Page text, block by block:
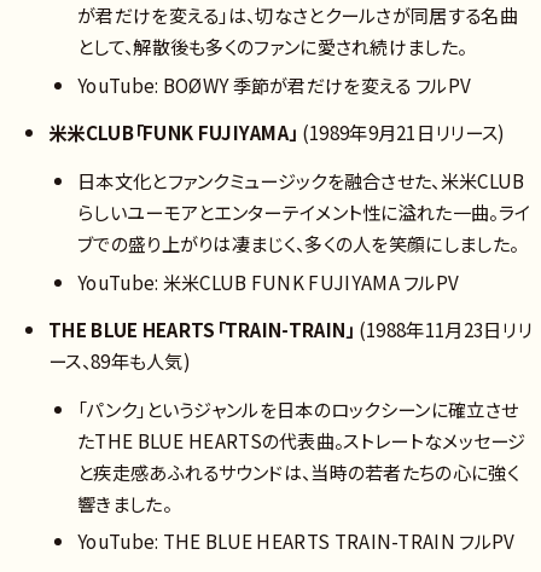
が君だけを変える」は、切なさとクールさが同居する名曲
として、解散後も多くのファンに愛され続けました。
YouTube: BOØWY 季節が君だけを変える フルPV
米米CLUB「FUNK FUJIYAMA」 (1989年9月21日リリース)
日本文化とファンクミュージックを融合させた、米米CLUB
らしいユーモアとエンターテイメント性に溢れた一曲。ライ
ブでの盛り上がりは凄まじく、多くの人を笑顔にしました。
YouTube: 米米CLUB FUNK FUJIYAMA フルPV
THE BLUE HEARTS「TRAIN-TRAIN」 (1988年11月23日リリ
ース、89年も人気)
「パンク」というジャンルを日本のロックシーンに確立させ
たTHE BLUE HEARTSの代表曲。ストレートなメッセージ
と疾走感あふれるサウンドは、当時の若者たちの心に強く
響きました。
YouTube: THE BLUE HEARTS TRAIN-TRAIN フルPV